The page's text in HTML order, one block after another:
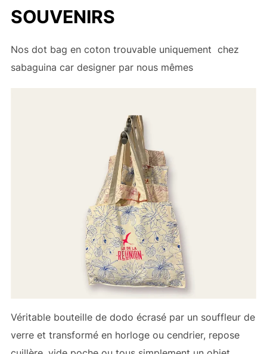
SOUVENIRS
Nos dot bag en coton trouvable uniquement chez
sabaguina car designer par nous mêmes
Véritable bouteille de dodo écrasé par un souffleur de
verre et transformé en horloge ou cendrier, repose